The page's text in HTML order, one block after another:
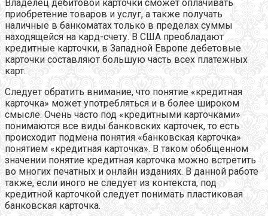
Владелец дебитовой карточки сможет оплачивать
приобретение товаров и услуг, а также получать
наличные в банкоматах только в пределах суммы
находящейся на кард-счету. В США преобладают
кредитные карточки, в Западной Европе дебетовые
карточки составляют большую часть всех платежных
карт.
Следует обратить внимание, что понятие «кредитная
карточка» может употребляться и в более широком
смысле. Очень часто под «кредитными карточками»
понимаются все виды банковских карточек, то есть
происходит подмена понятия «банковская карточка»
понятием «кредитная карточка». В таком обобщенном
значении понятие кредитная карточка можно встретить
во многих печатных и онлайн изданиях. В данной работе
также, если иного не следует из контекста, под
кредитной карточкой следует понимать пластиковая
банковская карточка.